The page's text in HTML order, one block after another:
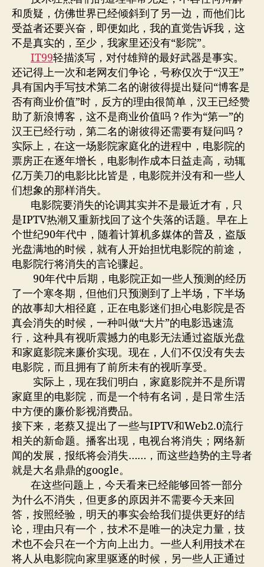
和质疑，仿佛世界已经倾斜到了另一边，而他们比
受益者还要兴奋，即便如此，我的直觉告诉我，这
不是真实的，至少，我家里还没有“影院”。
IT99轻描淡写，对付雄辩的最好武器是事实。
还记得上一次和老网友们争论，号称仅次于“汉王”
具有国内手写技术第二名的谢彼得提出疑问“博客是
否有商业价值”时，反方的理由很简单，汉王已经赞
助了新浪博客，这不是商业价值吗？作为“第一”的
汉王已经行动，第二名的谢彼得还需要有疑问吗？
实际上，在这一场影院家庭化的进程中，电影院的
票房正在逐年增长，电影制作成本日益走高，动辄
亿万美刀的电影比比皆是，电影院并没有和一些人
们想象的那样消失。
电影院要消失的论调其实并不是最近才有，只
是IPTV热潮又重新找回了这个失落的话题。早在上
个世纪90年代中，随着计算机多媒体的普及，盗版
光盘满地的时候，就有人开始担忧电影院的前途，
电影院行将消失的言论骤起。
90年代中后期，电影院正如一些人预测的经历
了一个寒冬期，但他们只预测到了上半场，下半场
的故事却大相径庭，正在电影迷们担心电影院是否
真会消失的时候，一种叫做“大片”的电影迅速流
行，这种具有视听震撼力的电影无法通过盗版光盘
和家庭影院来廉价实现。现在，人们不仅没有失去
电影院，而且拥有了前所未有的视听享受。
实际上，现在我们明白，家庭影院并不是所谓
家庭里的电影院，而是一个特有名词，是日常生活
中方便的廉价影视消费品。
接下来，老蔡又提出了一些与IPTV和Web2.0流行
相关的新命题。播客出现，电视台将消失；网络新
闻的发展，报纸将会消失……，而这些趋势的主导者
就是大名鼎鼎的google。
在这些问题上，今天看来已经能够回答一部分
为什么不消失，但更多的原因并不需要今天来回
答，按照经验，明天的事实会给我们提供更好的结
论，理由只有一个，技术不是唯一的决定力量，技
术也不会只在一个方向上出力。一些人利用技术在
将人从电影院向家里驱逐的时候，另一些人正通过